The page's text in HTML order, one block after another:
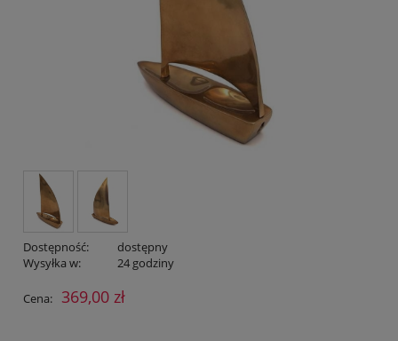
Dostępność:
dostępny
Wysyłka w:
24 godziny
Cena: 369,00 zł